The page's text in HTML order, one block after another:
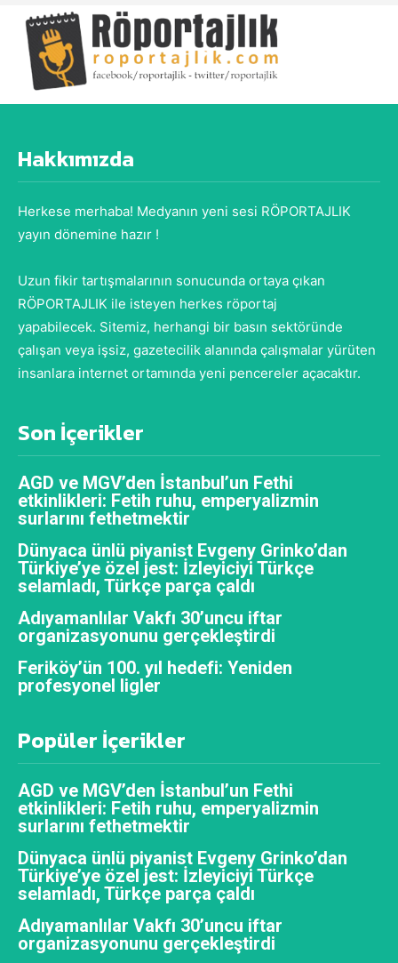
Hakkımızda
Herkese merhaba! Medyanın yeni sesi RÖPORTAJLIK
yayın dönemine hazır !
Uzun fikir tartışmalarının sonucunda ortaya çıkan
RÖPORTAJLIK ile isteyen herkes röportaj
yapabilecek. Sitemiz, herhangi bir basın sektöründe
çalışan veya işsiz, gazetecilik alanında çalışmalar yürüten
insanlara internet ortamında yeni pencereler açacaktır.
Son İçerikler
AGD ve MGV’den İstanbul’un Fethi
etkinlikleri: Fetih ruhu, emperyalizmin
surlarını fethetmektir
Dünyaca ünlü piyanist Evgeny Grinko’dan
Türkiye’ye özel jest: İzleyiciyi Türkçe
selamladı, Türkçe parça çaldı
Adıyamanlılar Vakfı 30’uncu iftar
organizasyonunu gerçekleştirdi
Feriköy’ün 100. yıl hedefi: Yeniden
profesyonel ligler
Popüler İçerikler
AGD ve MGV’den İstanbul’un Fethi
etkinlikleri: Fetih ruhu, emperyalizmin
surlarını fethetmektir
Dünyaca ünlü piyanist Evgeny Grinko’dan
Türkiye’ye özel jest: İzleyiciyi Türkçe
selamladı, Türkçe parça çaldı
Adıyamanlılar Vakfı 30’uncu iftar
organizasyonunu gerçekleştirdi